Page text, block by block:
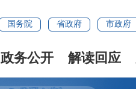
国务院 省政府 市政府
政务公开 解读回应